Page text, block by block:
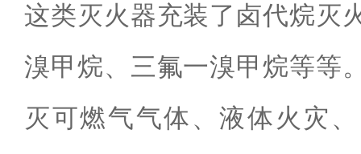
这类灭火器充装了卤代烷灭
溴甲烷、三氟一溴甲烷等等
灭可燃气气体、液体火灾